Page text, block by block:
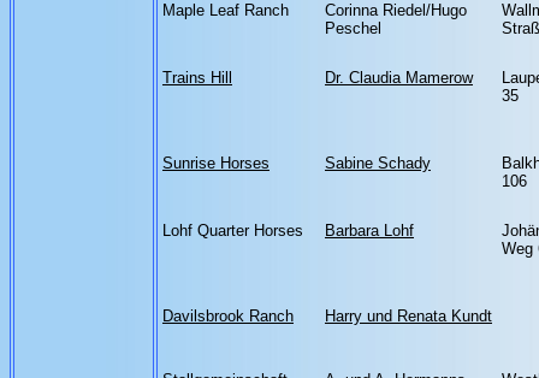
Maple Leaf Ranch
Corinna Riedel/Hugo
Peschel
Trains Hill Dr. Claudia Mamerow
35
Sunrise Horses Sabine Schady
106
Lohf Quarter Horses Barbara Lohf
Weg
Davilsbrook Ranch Harry und Renata Kundt